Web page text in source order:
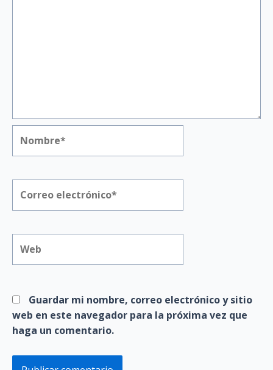
electrónico*
Guardar mi nombre, correo electrónico y sitio
web en este navegador para la próxima vez que
haga un comentario.